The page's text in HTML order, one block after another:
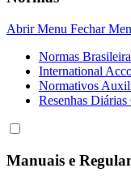
Abrir Menu Fechar
Normas
International
Normativos
Resenhas
Manuais e